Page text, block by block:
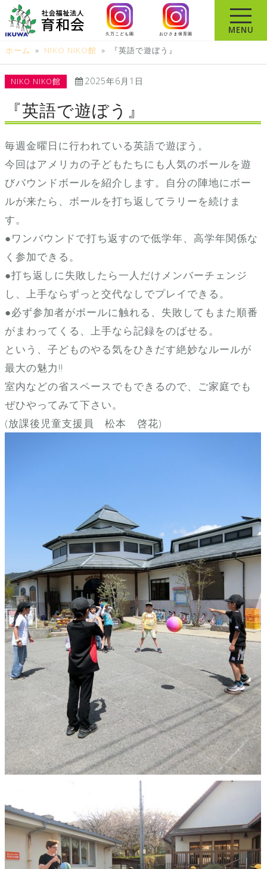
ン
テ
ン
プ
久万こども園 おひさま保育園
MENU
ホーム » NIKO NIKO館 » 『英語で遊ぼう』
NIKO NIKO館 2025年6月1日
『英語で遊ぼう』
毎週金曜日に行われている英語で遊ぼう。
今回はアメリカの子どもたちにも人気のボールを遊
びバウンドボールを紹介します。自分の陣地にボー
ルが来たら、ボールを打ち返してラリーを続けま
す。
●ワンバウンドで打ち返すので低学年、高学年関係な
く参加できる。
●打ち返しに失敗したら一人だけメンバーチェンジ
し、上手ならずっと交代なしでプレイできる。
●必ず参加者がボールに触れる、失敗してもまた順番
がまわってくる、上手なら記録をのばせる。
という、子どものやる気をひきだす絶妙なルールが
最大の魅力!!
室内などの省スペースでもできるので、ご家庭でも
ぜひやってみて下さい。
(放課後児童支援員 松本 啓花)